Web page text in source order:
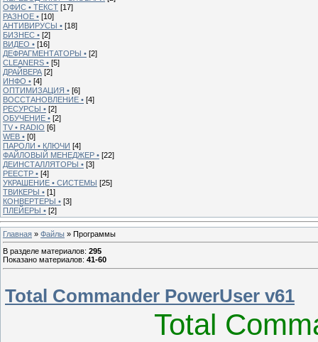
ОФИС • ТЕКСТ [17]
РАЗНОЕ • [10]
АНТИВИРУСЫ • [18]
БИЗНЕС • [2]
ВИДЕО • [16]
ДЕФРАГМЕНТАТОРЫ • [2]
CLEANERS • [5]
ДРАЙВЕРА [2]
ИНФО • [4]
ОПТИМИЗАЦИЯ • [6]
ВОССТАНОВЛЕНИЕ • [4]
РЕСУРСЫ • [2]
ОБУЧЕНИЕ • [2]
TV • RADIO [6]
WEB • [0]
ПАРОЛИ • КЛЮЧИ [4]
ФАЙЛОВЫЙ МЕНЕДЖЕР • [22]
ДЕИНСТАЛЛЯТОРЫ • [3]
РЕЕСТР • [4]
УКРАШЕНИЕ • СИСТЕМЫ [25]
ТВИКЕРЫ • [1]
КОНВЕРТЕРЫ • [3]
ПЛЕЙЕРЫ • [2]
Главная » Файлы » Программы
В разделе материалов: 295
Показано материалов: 41-60
Total Commander PowerUser v61
Total